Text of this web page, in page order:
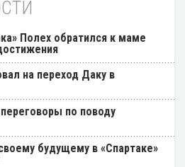
Полех обратился к маме
на переход Даку в
по поводу
будущему в «Спартаке»